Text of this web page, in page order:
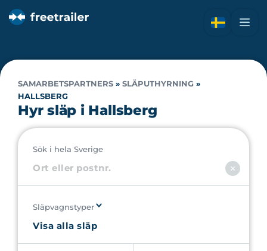
SAMARBETSPARTNERS » SLÄPUTHYRNING »
HALLSBERG
Hyr släp i Hallsberg
Sök i hela Sverige
Släpvagnstyper